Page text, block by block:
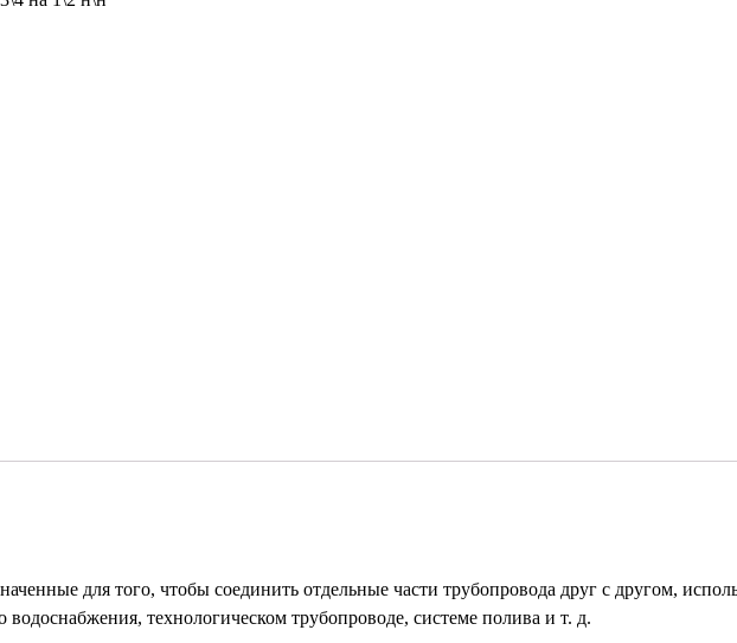
для того, чтобы соединить отдельные части трубопровода друг с другом,
технологическом трубопроводе, системе полива и т. д.